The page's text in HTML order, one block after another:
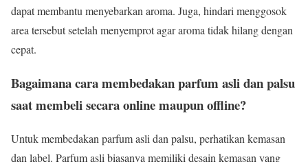
dapat membantu menyebarkan aroma. Juga, hindari menggosok
area tersebut setelah menyemprot agar aroma tidak hilang dengan
cepat.
Bagaimana cara membedakan parfum asli dan palsu
saat membeli secara online maupun offline?
Untuk membedakan parfum asli dan palsu, perhatikan kemasan
dan label. Parfum asli biasanya memiliki desain kemasan yang